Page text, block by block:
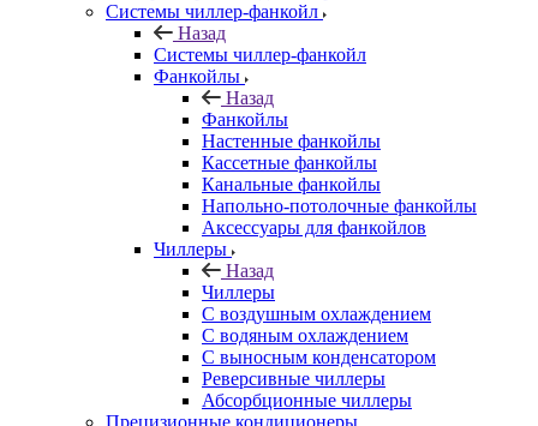
Системы чиллер-фанкойл
Назад
Системы чиллер-фанкойл
Фанкойлы
Назад
Фанкойлы
Настенные фанкойлы
Кассетные фанкойлы
Канальные фанкойлы
Напольно-потолочные фанкойлы
Аксессуары для фанкойлов
Чиллеры
Назад
Чиллеры
С воздушным охлаждением
С водяным охлаждением
С выносным конденсатором
Реверсивные чиллеры
Абсорбционные чиллеры
Прецизионные кондиционеры